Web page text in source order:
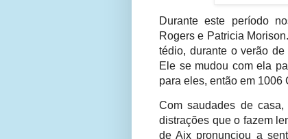
Durante este período
Rogers e Patricia
tédio, durante o verão
Ele se mudou com ela
para eles, então em 1006
Com saudades de
distrações que o fazem
de Aix pronunciou a